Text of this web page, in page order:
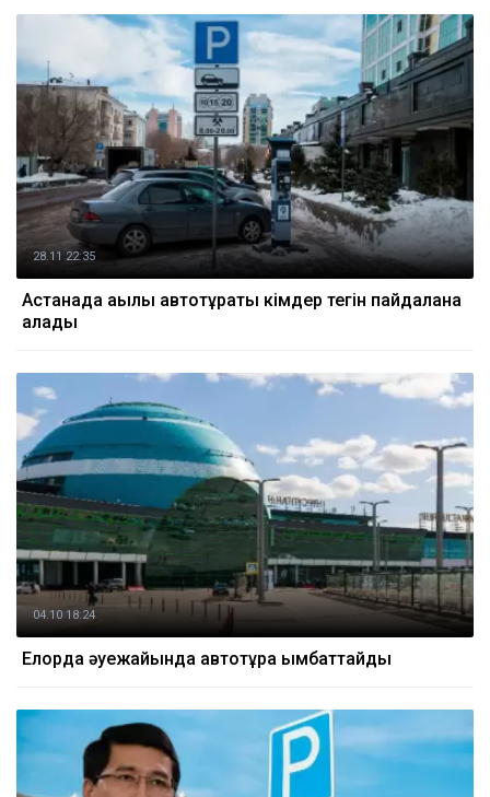
28.11 22:35
Астанада ақылы автотұрақты кімдер тегін пайдалана
алады
04.10 18:24
Елорда әуежайында автотұрақ қымбаттайды